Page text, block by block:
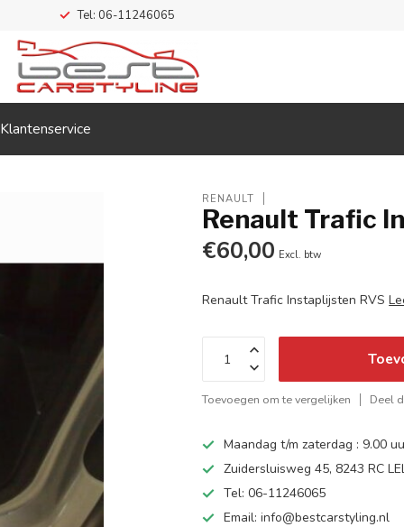
Tel: 06-11246065
Klantenservice
RENAULT
Renault Trafic
€60,00 Excl. btw
Renault Trafic Instaplijsten RVS
Toevoegen om te vergelijken Deel
Maandag t/m zaterdag : 9.00
Zuidersluisweg 45, 8243 RC
Tel: 06-11246065
Email:info@bestcarstyling.nl